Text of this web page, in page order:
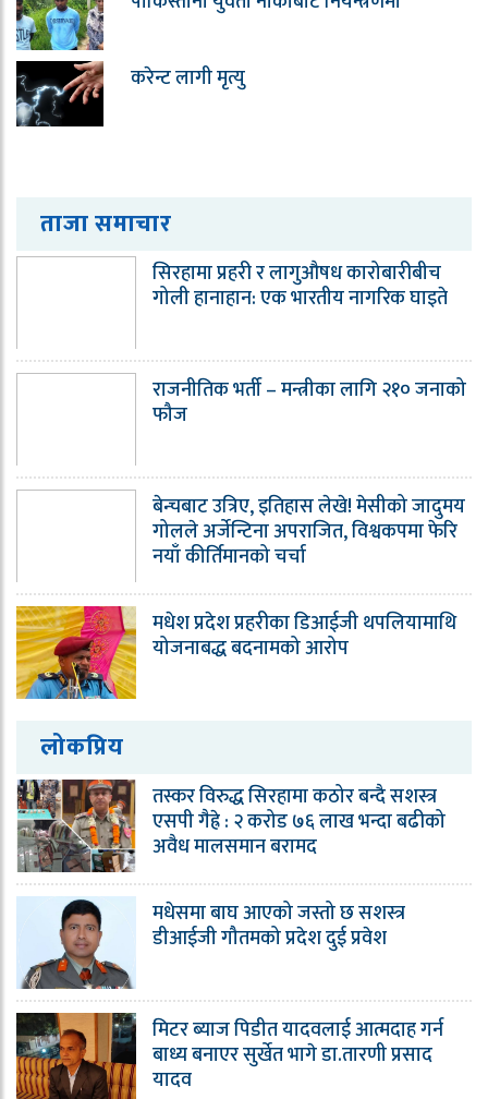
करेन्ट लागी मृत्यु
ताजा समाचार
सिरहामा प्रहरी र लागुऔषध कारोबारीबीच
गोली हानाहान: एक भारतीय नागरिक घाइते
राजनीतिक भर्ती – मन्त्रीका लागि २१० जनाको
फौज
बेन्चबाट उत्रिए, इतिहास लेखे! मेसीको जादुमय
गोलले अर्जेन्टिना अपराजित, विश्वकपमा फेरि
नयाँ कीर्तिमानको चर्चा
मधेश प्रदेश प्रहरीका डिआईजी थपलियामाथि
योजनाबद्ध बदनामको आरोप
लोकप्रिय
तस्कर विरुद्ध सिरहामा कठोर बन्दै सशस्त्र
एसपी गैह्रे : २ करोड ७६ लाख भन्दा बढीको
अवैध मालसमान बरामद
मधेसमा बाघ आएको जस्तो छ सशस्त्र
डीआईजी गौतमको प्रदेश दुई प्रवेश
मिटर ब्याज पिडीत यादवलाई आत्मदाह गर्न
बाध्य बनाएर सुर्खेत भागे डा.तारणी प्रसाद
यादव